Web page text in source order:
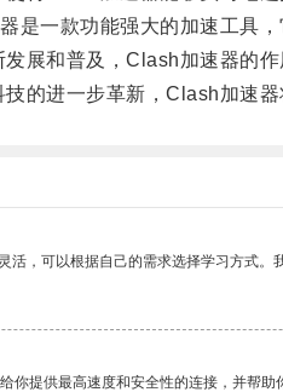
一款功能强大的加速工具，
和普及，Clash加速器的作
进一步革新，Clash加速器
活，可以根据自己的需求选择学习方式。
你提供最高速度和安全性的连接，并帮助